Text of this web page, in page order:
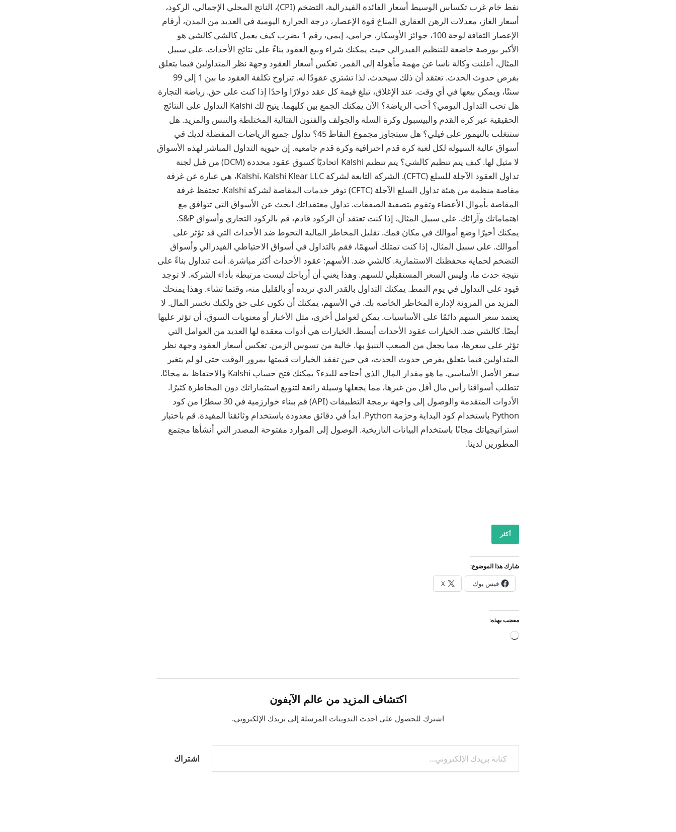
نفط خام غرب تكساس الوسيط أسعار الفائدة الفيدرالية، التضخم (CPI)، الناتج المحلي الإجمالي، الركود،
أسعار الغاز، معدلات الرهن العقاري المناخ قوة الإعصار، درجة الحرارة اليومية في العديد من المدن، أرقام
الإعصار الثقافة لوحة 100، جوائز الأوسكار، جرامي، إيمي، رقم 1 يضرب كيف يعمل كالشي كالشي هو
الأكبر بورصة خاضعة للتنظيم الفيدرالي حيث يمكنك شراء وبيع العقود بناءً على نتائج الأحداث. على سبيل
المثال، أعلنت وكالة ناسا عن مهمة مأهولة إلى القمر. تعكس أسعار العقود وجهة نظر المتداولين فيما يتعلق
بفرص حدوث الحدث. تعتقد أن ذلك سيحدث، لذا تشتري عقودًا له. تتراوح تكلفة العقود ما بين 1 إلى 99
سنتًا، ويمكن بيعها في أي وقت. عند الإغلاق، تبلغ قيمة كل عقد دولارًا واحدًا إذا كنت على حق. رياضة التجارة
هل تحب التداول اليومي؟ أحب الرياضة؟ الآن يمكنك الجمع بين كليهما. يتيح لك Kalshi التداول على النتائج
الحقيقية عبر كرة القدم والبيسبول وكرة السلة والجولف والفنون القتالية المختلطة والتنس والمزيد. هل
ستتغلب بالتيمور على فيلي؟ هل سيتجاوز مجموع النقاط 45؟ تداول جميع الرياضات المفضلة لديك في
أسواق عالية السيولة لكل لعبة كرة قدم احترافية وكرة قدم جامعية. إن حيوية التداول المباشر لهذه الأسواق
لا مثيل لها. كيف يتم تنظيم كالشي؟ يتم تنظيم Kalshi اتحاديًا كسوق عقود محددة (DCM) من قبل لجنة
تداول العقود الآجلة للسلع (CFTC). الشركة التابعة لشركة Kalshi، Kalshi Klear LLC، هي عبارة عن غرفة
مقاصة منظمة من هيئة تداول السلع الآجلة (CFTC) توفر خدمات المقاصة لشركة Kalshi. تحتفظ غرفة
المقاصة بأموال الأعضاء وتقوم بتصفية الصفقات. تداول معتقداتك ابحث عن الأسواق التي تتوافق مع
اهتماماتك وآرائك. على سبيل المثال، إذا كنت تعتقد أن الركود قادم، قم بالركود التجاري وأسواق S&P.
يمكنك أخيرًا وضع أموالك في مكان فمك. تقليل المخاطر المالية التحوط ضد الأحداث التي قد تؤثر على
أموالك. على سبيل المثال، إذا كنت تمتلك أسهمًا، فقم بالتداول في أسواق الاحتياطي الفيدرالي وأسواق
التضخم لحماية محفظتك الاستثمارية. كالشي ضد. الأسهم: عقود الأحداث أكثر مباشرة. أنت تتداول بناءً على
نتيجة حدث ما، وليس السعر المستقبلي للسهم. وهذا يعني أن أرباحك ليست مرتبطة بأداء الشركة. لا توجد
قيود على التداول في يوم النمط. يمكنك التداول بالقدر الذي تريده أو بالقليل منه، وقتما تشاء. وهذا يمنحك
المزيد من المرونة لإدارة المخاطر الخاصة بك. في الأسهم، يمكنك أن تكون على حق ولكنك تخسر المال. لا
يعتمد سعر السهم دائمًا على الأساسيات. يمكن لعوامل أخرى، مثل الأخبار أو معنويات السوق، أن تؤثر عليها
أيضًا. كالشي ضد. الخيارات عقود الأحداث أبسط. الخيارات هي أدوات معقدة لها العديد من العوامل التي
تؤثر على سعرها، مما يجعل من الصعب التنبؤ بها. خالية من تسوس الزمن. تعكس أسعار العقود وجهة نظر
المتداولين فيما يتعلق بفرص حدوث الحدث، في حين تفقد الخيارات قيمتها بمرور الوقت حتى لو لم يتغير
سعر الأصل الأساسي. ما هو مقدار المال الذي أحتاجه للبدء؟ يمكنك فتح حساب Kalshi والاحتفاظ به مجانًا.
تتطلب أسواقنا رأس مال أقل من غيرها، مما يجعلها وسيلة رائعة لتنويع استثماراتك دون المخاطرة كثيرًا.
الأدوات المتقدمة والوصول إلى واجهة برمجة التطبيقات (API) قم ببناء خوارزمية في 30 سطرًا من كود
Python باستخدام كود البداية وحزمة Python. ابدأ في دقائق معدودة باستخدام وثائقنا المفيدة. قم باختبار
استراتيجياتك مجانًا باستخدام البيانات التاريخية. الوصول إلى الموارد مفتوحة المصدر التي أنشأها مجتمع
المطورين لدينا.
أكثر
شارك هذا الموضوع:
فيس بوك X
معجب بهذه:
جاري
اكتشاف المزيد من عالم الآيفون
اشترك للحصول على أحدث التدوينات المرسلة إلى بريدك الإلكتروني.
كتابة بريدك الإلكتروني...
اشتراك